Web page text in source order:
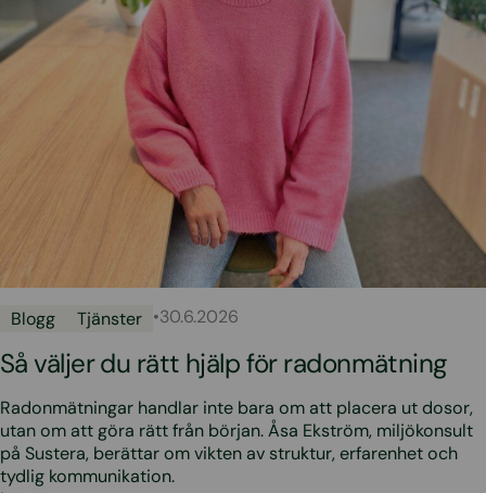
Blogg Tjänster •30.6.2026
Så väljer du rätt hjälp för radonmätning
Radonmätningar handlar inte bara om att placera ut dosor,
utan om att göra rätt från början. Åsa Ekström, miljökonsult
på Sustera, berättar om vikten av struktur, erfarenhet och
tydlig kommunikation.